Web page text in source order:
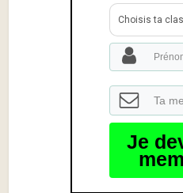
Choisis ta
Je